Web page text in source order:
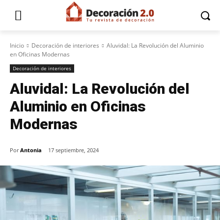
Inicio Decoración de interiores
Aluvidal: La Revolución del Aluminio
en Oficinas Modernas
Decoración de interiores
Aluvidal: La Revolución del
Aluminio en Oficinas
Modernas
Por Antonia 17 septiembre, 2024